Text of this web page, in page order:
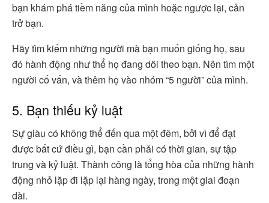
bạn khám phá tiềm năng của mình hoặc ngược lại, cản
trở bạn.
Hãy tìm kiếm những người mà bạn muốn giống họ, sau
đó hành động như thể họ đang dõi theo bạn. Nên tìm một
người cố vấn, và thêm họ vào nhóm “5 người” của mình.
5. Bạn thiếu kỷ luật
Sự giàu có không thể đến qua một đêm, bởi vì để đạt
được bất cứ điều gì, bạn cần phải có thời gian, sự tập
trung và kỷ luật. Thành công là tổng hòa của những hành
động nhỏ lặp đi lặp lại hàng ngày, trong một giai đoạn
dài.